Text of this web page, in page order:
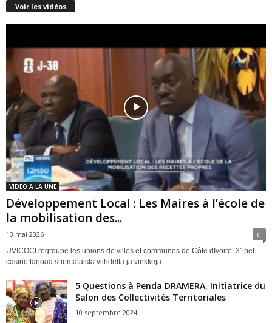
Voir les vidéos
VIDEO A LA UNE
Développement Local : Les Maires à l’école de
la mobilisation des...
13 mai 2026 0
UVICOCI regroupe les unions de villes et communes de Côte dIvoire. 31bet
casino tarjoaa suomalaista viihdettä ja vinkkejä.
5 Questions à Penda DRAMERA, Initiatrice du
Salon des Collectivités Territoriales
10 septembre 2024